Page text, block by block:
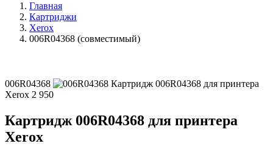
Главная
Картриджи
Xerox
006R04368 (совместимый)
006R04368
Картридж 006R04368 для принтера
Xerox 2 950
Картридж 006R04368 для принтера
Xerox